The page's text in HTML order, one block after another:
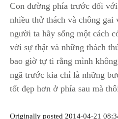
Con đường phía trước đối
nhiều thử thách và chông gai
người ta hãy sống một cách
với sự thật và những thách
bao giờ tự ti rằng mình
ngã trước kia chỉ là những
tốt đẹp hơn ở phía sau mà
Originally posted 2014-04-21